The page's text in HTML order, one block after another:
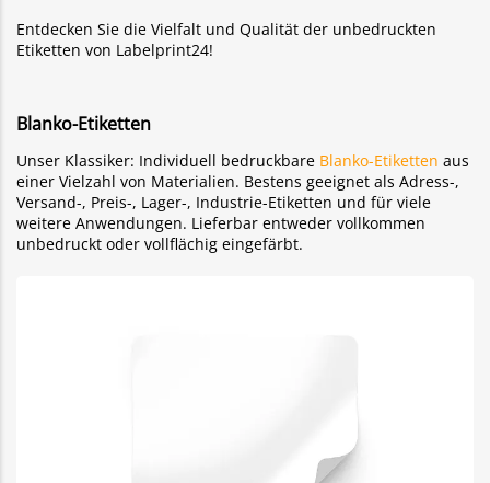
Entdecken Sie die Vielfalt und Qualität der unbedruckten
Etiketten von Labelprint24!
Blanko-Etiketten
Unser Klassiker: Individuell bedruckbare Blanko-Etiketten aus
einer Vielzahl von Materialien. Bestens geeignet als Adress-,
Versand-, Preis-, Lager-, Industrie-Etiketten und für viele
weitere Anwendungen. Lieferbar entweder vollkommen
unbedruckt oder vollflächig eingefärbt.